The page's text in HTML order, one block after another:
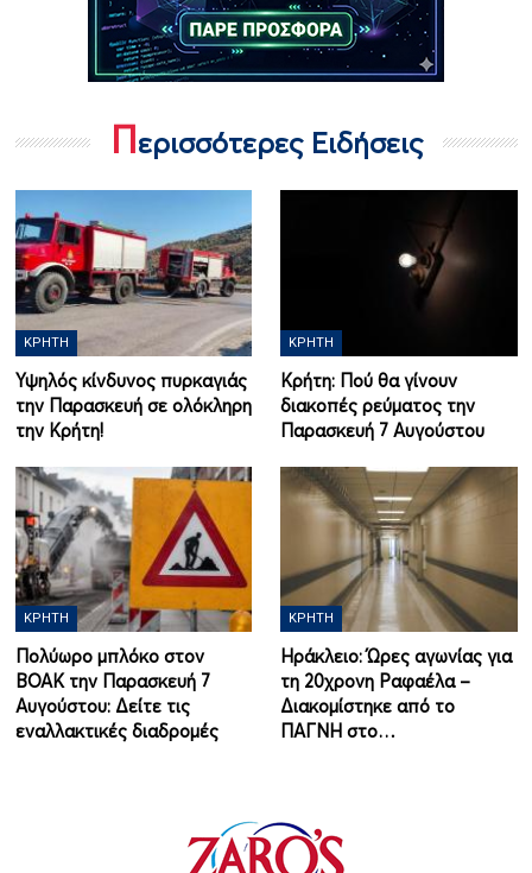
Περισσότερες Ειδήσεις
ΚΡΉΤΗ
Υψηλός κίνδυνος πυρκαγιάς
την Παρασκευή σε ολόκληρη
την Κρήτη!
ΚΡΉΤΗ
Κρήτη: Πού θα γίνουν
διακοπές ρεύματος την
Παρασκευή 7 Αυγούστου
ΚΡΉΤΗ
Πολύωρο μπλόκο στον
ΒΟΑΚ την Παρασκευή 7
Αυγούστου: Δείτε τις
εναλλακτικές διαδρομές
ΚΡΉΤΗ
Ηράκλειο: Ώρες αγωνίας για
τη 20χρονη Ραφαέλα –
Διακομίστηκε από το
ΠΑΓΝΗ στο…